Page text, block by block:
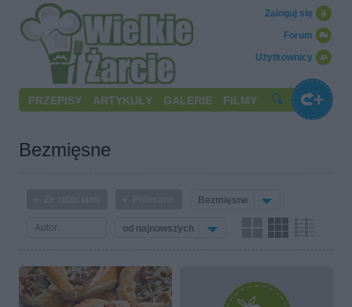
Użytkownicy
Forum
Zaloguj się
PRZEPISY ARTYKUŁY GALERIE FILMY
Bezmięsne
Bezmięsne
od najnowszych